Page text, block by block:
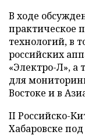
В ходе
практическое
технологий, в
российских
«Электро-Л», а
для
Востоке и в
II Российско-
Хабаровске